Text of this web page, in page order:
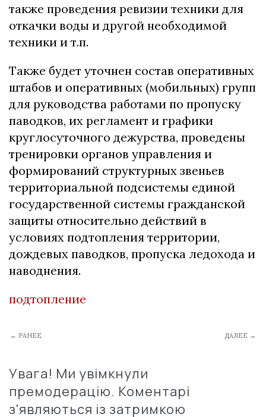
также проведения ревизии техники для
откачки воды и другой необходимой
техники и т.п.
Также будет уточнен состав оперативных
штабов и оперативных (мобильных) групп
для руководства работами по пропуску
паводков, их регламент и графики
круглосуточного дежурства, проведены
тренировки органов управления и
формирований структурных звеньев
территориальной подсистемы единой
государственной системы гражданской
защиты относительно действий в
условиях подтопления территории,
дождевых паводков, пропуска ледохода и
наводнения.
подтопление
← РАНЕЕ ДАЛЕЕ →
Увага! Ми увімкнули
премодерацію. Коментарі
з'являються із затримкою